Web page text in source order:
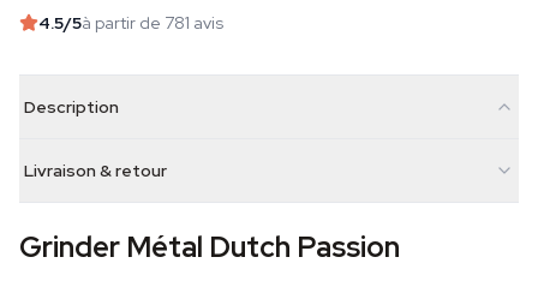
4.5/5à partir de 781 avis
Description
Livraison & retour
Grinder Métal Dutch Passion